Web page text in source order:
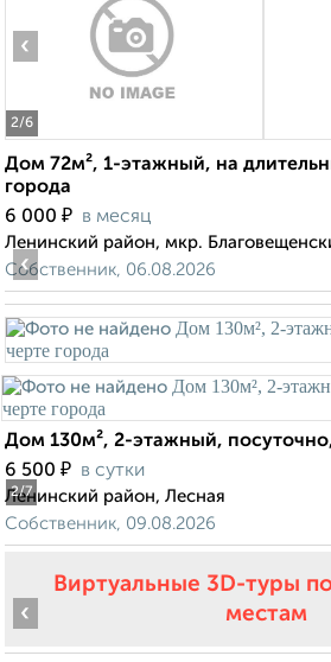
2/6
‹
Дом 72м², 1-этажный, на
города
6 000 ₽ в месяц
Ленинский район, мкр.
Собственник, 06.08.2026
2/7
‹
Дом 130м², 2-этажный,
6 500 ₽ в сутки
Ленинский район, Лесная
Собственник, 09.08.2026
Виртуальные 3D-туры
местам
‹